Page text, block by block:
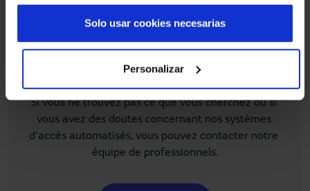
Personalizar
Solo usar cookies necesarias
Tu as besoin d'aide ?
Si vous ne trouvez pas ce que vous cherchez ou si
vous avez des doutes concernant nos systèmes
d'accès automatisés, vous pouvez contacter notre
équipe de professionnels.